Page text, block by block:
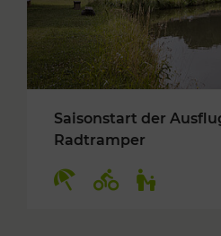
Saisonstart der
Radtramper